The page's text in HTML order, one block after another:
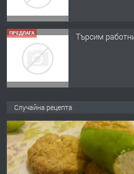
ПРЕДЛАГА Търсим
ПРЕДЛАГА Работа за
Случайна рецепта